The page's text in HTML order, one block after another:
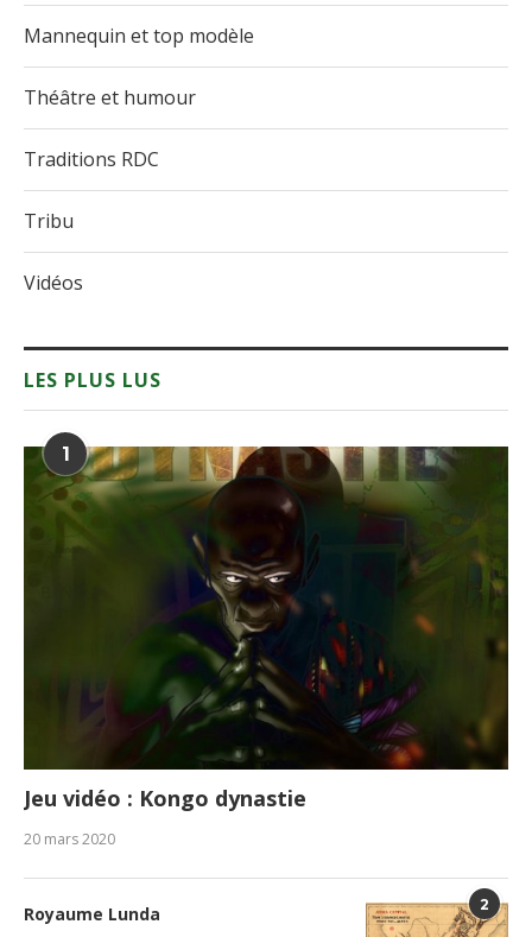
Mannequin et top modèle
Théâtre et humour
Traditions RDC
Tribu
Vidéos
LES PLUS LUS
1
Jeu vidéo : Kongo dynastie
20 mars 2020
2
Royaume Lunda